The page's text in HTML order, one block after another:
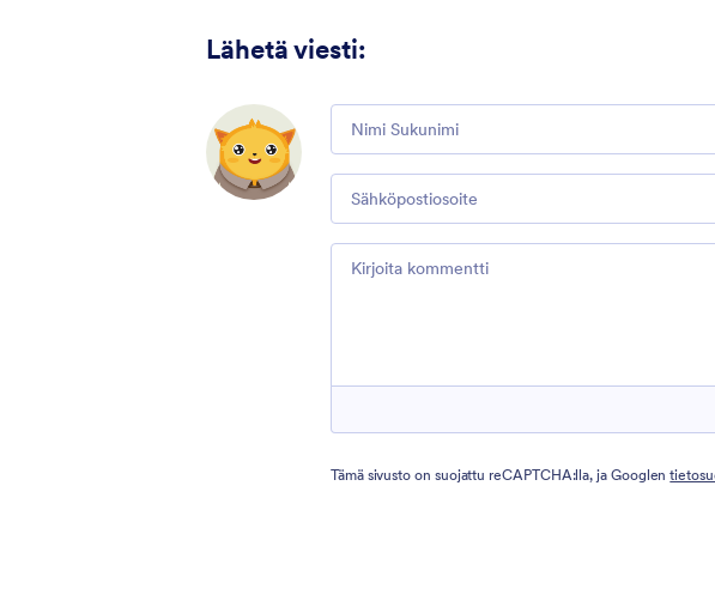
Lähetä viesti:
Comment
Email
Comment
Tämä sivusto on suojattu reCAPTCHA:lla, ja Googlen